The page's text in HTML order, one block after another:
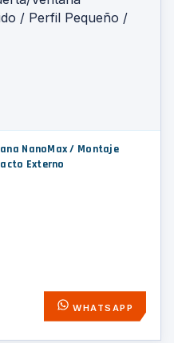
NanoMax / Montaje
Externo
WHATSAPP